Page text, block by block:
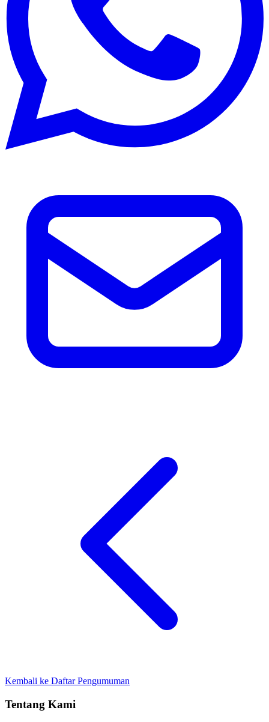
Kembali ke Daftar Pengumuman
Tentang Kami